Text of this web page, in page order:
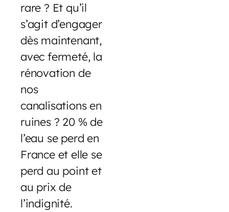
rare ? Et qu’il
s’agit d’engager
dès maintenant,
avec fermeté, la
rénovation de
nos
canalisations en
ruines ? 20 % de
l’eau se perd en
France et elle se
perd au point et
au prix de
l’indignité.